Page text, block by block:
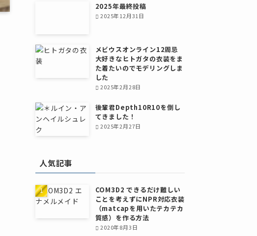
2025年最終投稿
2025年12月31日
メビウスオンライン12周忌
大好きなヒトガタの衣装をま
た着たいのでモデリングしま
した
2025年2月28日
後輩君Depth10R10を倒し
てきました！
2025年2月27日
人気記事
COM3D2 できるだけ難しい
ことを考えずにNPR対応衣装
（matcapを用いたテカテカ
質感）を作る方法
2020年8月3日